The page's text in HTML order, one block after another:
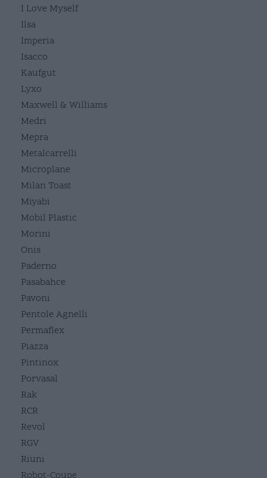
I Love Myself
Ilsa
Imperia
Isacco
Kaufgut
Lyxo
Maxwell & Williams
Medri
Mepra
Metalcarrelli
Microplane
Milan Toast
Miyabi
Mobil Plastic
Morini
Onis
Paderno
Pasabahce
Pavoni
Pentole Agnelli
Permaflex
Piazza
Pintinox
Porvasal
Rak
RCR
Revol
RGV
Riuni